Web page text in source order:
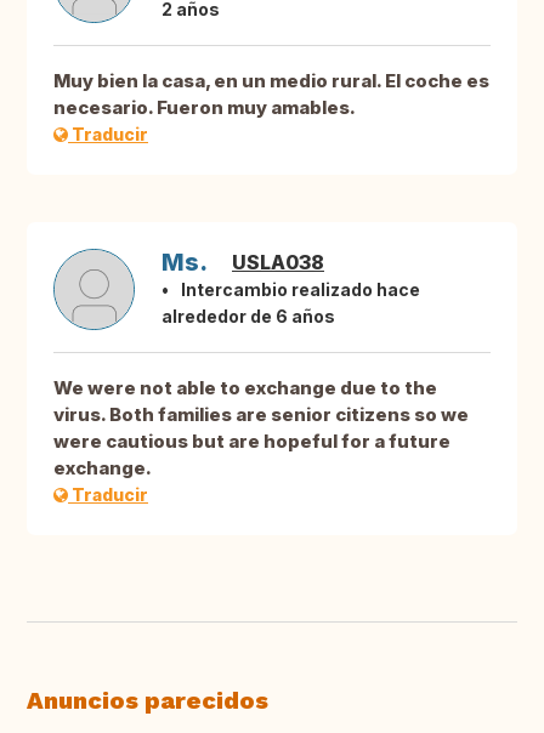
2 años
Muy bien la casa, en un medio rural. El coche es
necesario. Fueron muy amables.
Traducir
Ms. USLA038
Intercambio realizado hace
alrededor de 6 años
We were not able to exchange due to the
virus. Both families are senior citizens so we
were cautious but are hopeful for a future
exchange.
Traducir
Anuncios parecidos